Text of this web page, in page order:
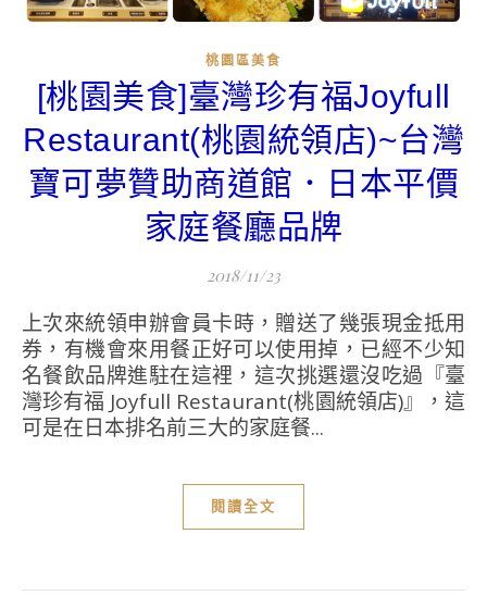
桃園區美食
[桃園美食]臺灣珍有福Joyfull
Restaurant(桃園統領店)~台灣
寶可夢贊助商道館．日本平價
家庭餐廳品牌
2018/11/23
上次來統領申辦會員卡時，贈送了幾張現金抵用
券，有機會來用餐正好可以使用掉，已經不少知
名餐飲品牌進駐在這裡，這次挑選還沒吃過『臺
灣珍有福 Joyfull Restaurant(桃園統領店)』，這
可是在日本排名前三大的家庭餐...
閱讀全文